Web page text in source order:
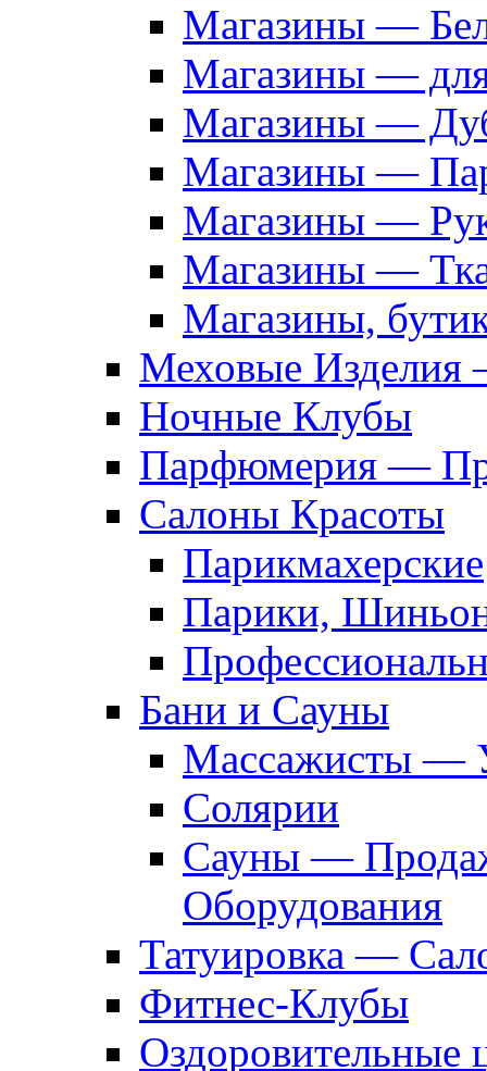
Магазины —
Магазины —
Магазины —
Магазины —
Магазины —
Магазины —
Магазины,
Меховые Изделия
Ночные Клубы
Парфюмерия —
Салоны Красоты
Парикмахерские
Парики,
Бани и Сауны
Массажисты —
Солярии
Сауны —
Оборудования
Татуировка —
Фитнес-Клубы
Оздоровительные